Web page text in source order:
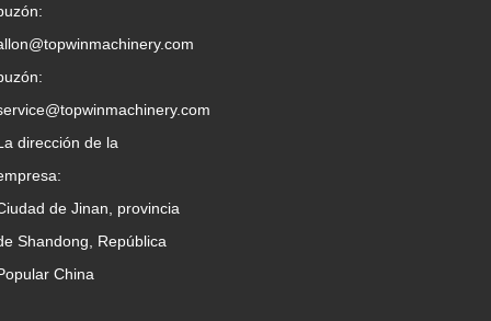
dirección de la
de Jinan, provincia
Shandong, República
China